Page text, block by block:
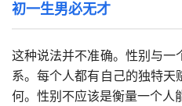
初一生男必无才
这种说法并不准确。性别与
系。每个人都有自己的独特
何。性别不应该是衡量一个人